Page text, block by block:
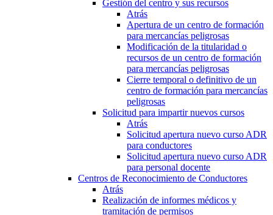
Gestión del centro y sus recursos
Atrás
Apertura de un centro de formación
para mercancías peligrosas
Modificación de la titularidad o
recursos de un centro de formación
para mercancías peligrosas
Cierre temporal o definitivo de un
centro de formación para mercancías
peligrosas
Solicitud para impartir nuevos cursos
Atrás
Solicitud apertura nuevo curso ADR
para conductores
Solicitud apertura nuevo curso ADR
para personal docente
Centros de Reconocimiento de Conductores
Atrás
Realización de informes médicos y
tramitación de permisos